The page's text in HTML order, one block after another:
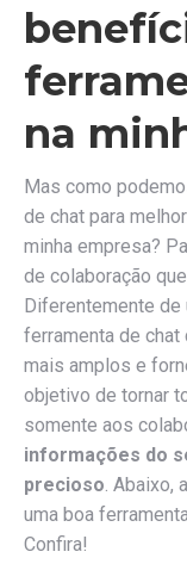
na
Mas como
de chat para
minha empresa?
de colaboração
Diferentemente de
ferramenta de
mais amplos e
objetivo de tornar
somente aos
informações do
precioso. Abaixo,
uma boa
Confira!